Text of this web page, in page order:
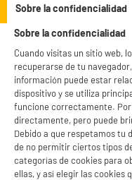
Prolongar la vida útil
Lavavajillas
Sobre la confidencialidad
Sobre la confidencialidad
Cuando visitas un sitio web,
recuperarse de tu
información puede estar
dispositivo y se utiliza
funcione correctamente.
directamente, pero puede
Debido a que respetamos tu
de no permitir ciertos tipos
categorías de cookies para
ellas, y así elegir las cookies